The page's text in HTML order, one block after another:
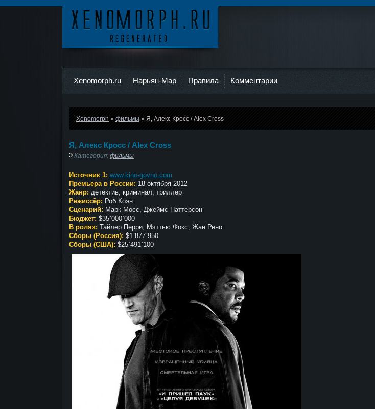
Xenomorph.ru Нарьян-Мар Правила Комментарии
Xenomorph » фильмы » Я, Алекс Кросс / Alex Cross
Я, Алекс Кросс / Alex Cross
Категория: фильмы
Источник 1: www.kino-govno.com
Премьера в России: 18 октября 2012
Жанр: детектив, криминал, триллер
Режиссёр: Роб Коэн
Сценарий: Марк Мосс, Джеймс Паттерсон
Бюджет: $35`000`000
В ролях: Тайлер Перри, Мэттью Фокс, Жан Рено
Сборы (Россия): $1`877`950
Сборы (США): $25`491`100